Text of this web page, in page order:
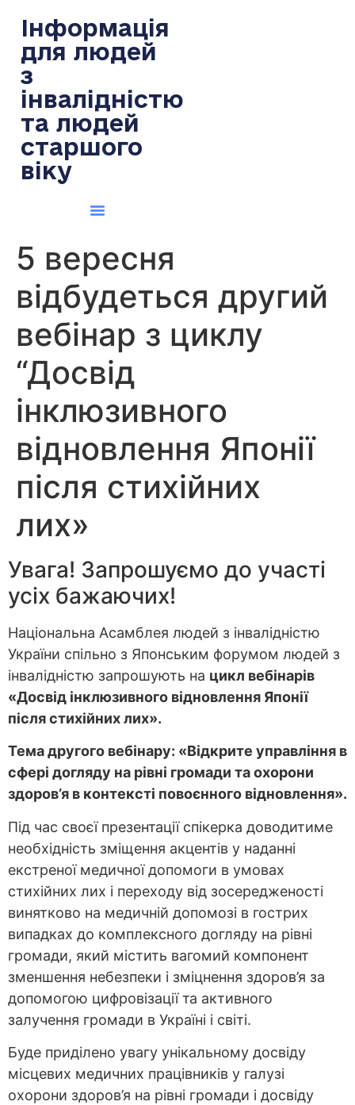
Інформація
для людей
з
інвалідністю
та людей
старшого
віку
5 вересня
відбудеться другий
вебінар з циклу
“Досвід
інклюзивного
відновлення Японії
після стихійних
лих»
Увага! Запрошуємо до участі
усіх бажаючих!
Національна Асамблея людей з інвалідністю
України спільно з Японським форумом людей з
інвалідністю запрошують на цикл вебінарів
«Досвід інклюзивного відновлення Японії
після стихійних лих».
Тема другого вебінару: «Відкрите управління в
сфері догляду на рівні громади та охорони
здоров’я в контексті повоєнного відновлення».
Під час своєї презентації спікерка доводитиме
необхідність зміщення акцентів у наданні
екстреної медичної допомоги в умовах
стихійних лих і переходу від зосередженості
винятково на медичній допомозі в гострих
випадках до комплексного догляду на рівні
громади, який містить вагомий компонент
зменшення небезпеки і зміцнення здоров’я за
допомогою цифровізації та активного
залучення громади в Україні і світі.
Буде приділено увагу унікальному досвіду
місцевих медичних працівників у галузі
охорони здоров’я на рівні громади і досвіду